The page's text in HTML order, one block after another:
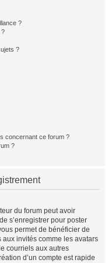
?
?
?
concernant ce forum ?
?
du forum peut avoir
s’enregistrer pour poster
permet de bénéficier de
invités comme les avatars
courriels aux autres
d’un compte est rapide